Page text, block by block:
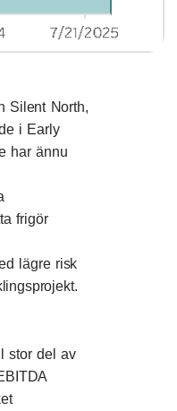
Silent North,
i Early
har ännu
frigör
lägre risk
stor del av